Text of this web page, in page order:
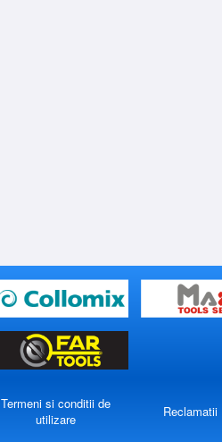
Termeni si conditii de
utilizare
Reclamatii